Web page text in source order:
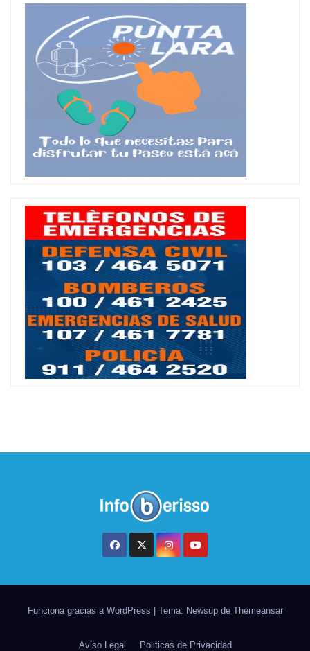
Funciona gracias a WordPress Tema: Newsup de Themeansar
Aviso Legal Politicas de Privacidad